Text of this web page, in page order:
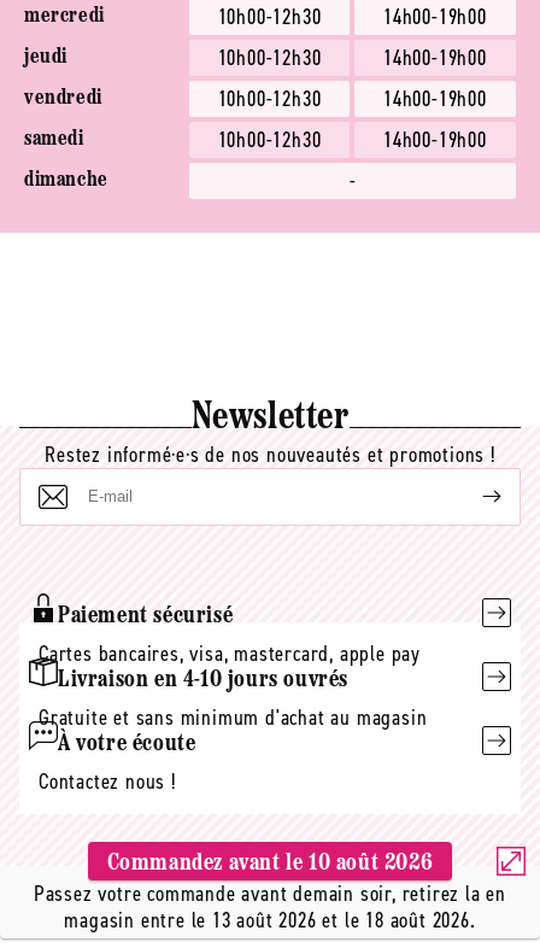
mercredi 10h00-12h30 14h00-19h00
jeudi 10h00-12h30 14h00-19h00
vendredi 10h00-12h30 14h00-19h00
samedi 10h00-12h30 14h00-19h00
dimanche -
Newsletter
Restez informé·e·s de nos nouveautés et promotions !
E-
Paiement sécurisé
Cartes bancaires, visa, mastercard, apple pay
Livraison en 4-10 jours ouvrés
Gratuite et sans minimum d'achat au magasin
À votre écoute
Contactez nous !
Commandez avant le10 août 2026
Passez votre commande avant demain soir, retirez la en
magasin entre le 13 août 2026 et le 18 août 2026.